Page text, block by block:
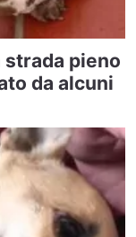
pieno
da alcuni